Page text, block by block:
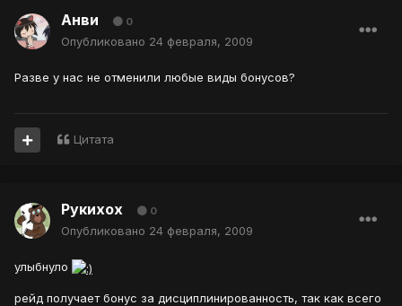
Анви 0
Опубликовано 24 февраля, 2009
Разве у нас не отменили любые виды бонусов?
Цитата
Рукихох 0
Опубликовано 24 февраля, 2009
улыбнуло
рейд получает бонус за дисциплинированность, так как всего